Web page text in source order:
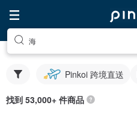
海
Pinkoi 跨境直送
找到 53,000+ 件商品